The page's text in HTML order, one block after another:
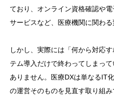
ており、オンライン資格確認や
サービスなど、医療機関に関わる
しかし、実際には「何から対応
テム導入だけで終わってしまっ
ありません。医療DXは単なるIT
の運営そのものを見直す取り組み